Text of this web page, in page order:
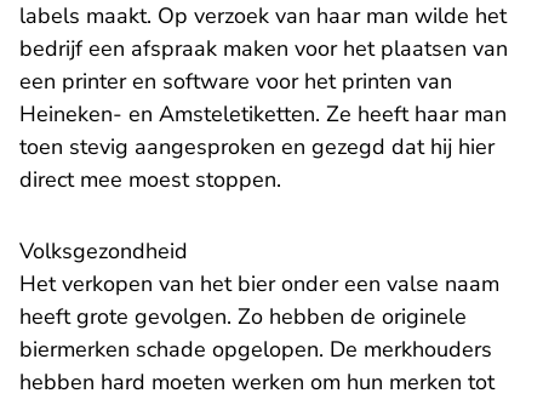
labels maakt. Op verzoek van haar man wilde het
bedrijf een afspraak maken voor het plaatsen van
een printer en software voor het printen van
Heineken- en Amsteletiketten. Ze heeft haar man
toen stevig aangesproken en gezegd dat hij hier
direct mee moest stoppen.
Volksgezondheid
Het verkopen van het bier onder een valse naam
heeft grote gevolgen. Zo hebben de originele
biermerken schade opgelopen. De merkhouders
hebben hard moeten werken om hun merken tot